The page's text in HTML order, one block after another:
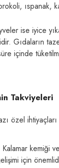
ıspanak,
ise iyice
Gıdaların
içinde
Takviyeleri
özel
Kalamar kemiği
için